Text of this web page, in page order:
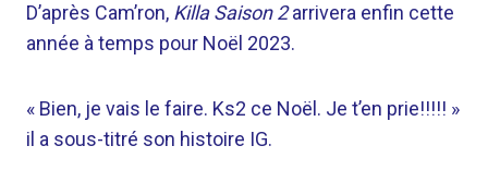
D’après Cam’ron, Killa Saison 2arrivera enfin cette
année à temps pour Noël 2023.
« Bien, je vais le faire. Ks2 ce Noël. Je t’en prie!!!!! »
il a sous-titré son histoire IG.